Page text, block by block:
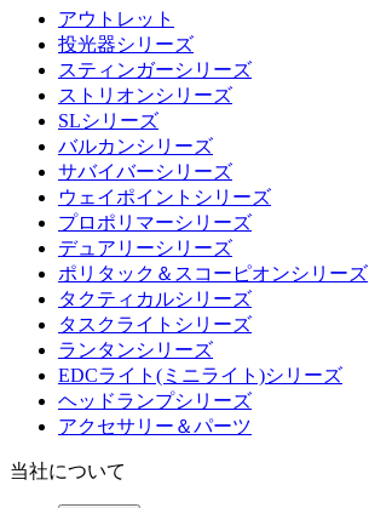
アウトレット
投光器シリーズ
スティンガーシリーズ
ストリオンシリーズ
SLシリーズ
バルカンシリーズ
サバイバーシリーズ
ウェイポイントシリーズ
プロポリマーシリーズ
デュアリーシリーズ
ポリタック＆スコーピオンシリーズ
タクティカルシリーズ
タスクライトシリーズ
ランタンシリーズ
EDCライト(ミニライト)シリーズ
ヘッドランプシリーズ
アクセサリー＆パーツ
当社について